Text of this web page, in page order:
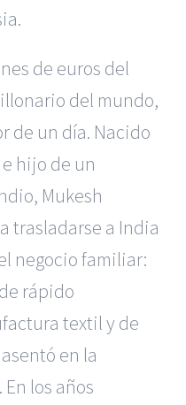
de euros del
del mundo,
de un día. Nacido
hijo de un
Mukesh
trasladarse a India
negocio familiar:
rápido
textil y de
en la
los años